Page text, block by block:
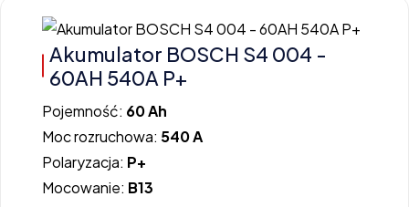
Akumulator BOSCH S4 004 -
60AH 540A P+
Pojemność: 60 Ah
Moc rozruchowa: 540 A
Polaryzacja: P+
Mocowanie: B13